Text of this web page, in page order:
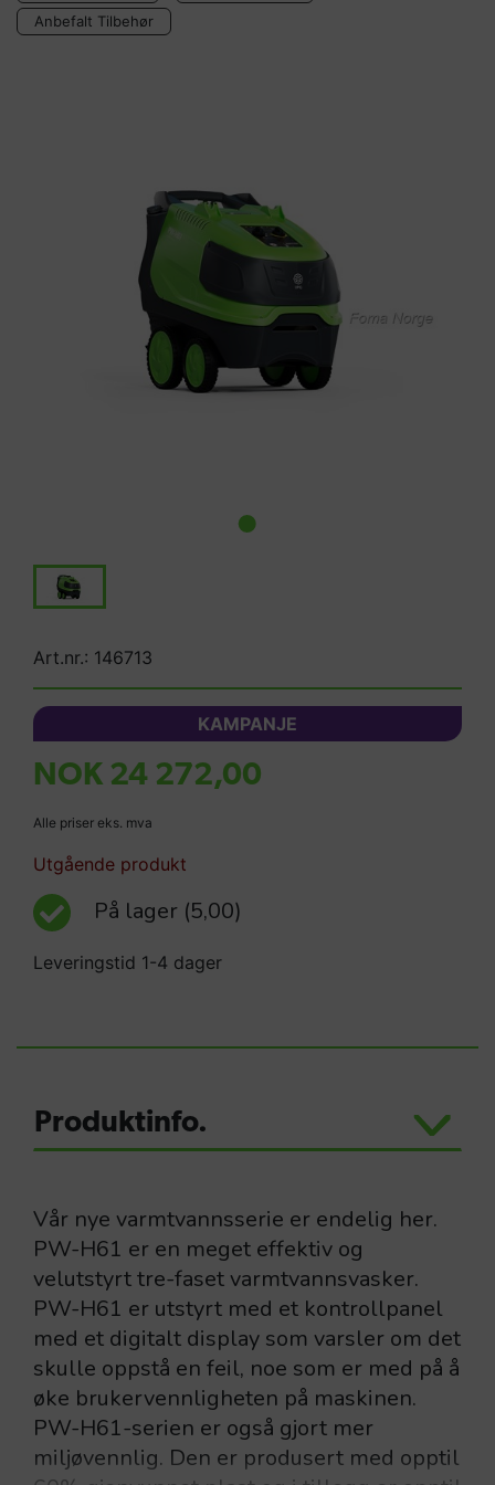
Anbefalt Tilbehør
Art.nr.: 146713
KAMPANJE
NOK 24 272,00
Alle priser eks. mva
Utgående produkt
På lager (5,00)
Leveringstid 1-4 dager
Produktinfo.
Vår nye varmtvannsserie er endelig her.
PW-H61 er en meget effektiv og
velutstyrt tre-faset varmtvannsvasker.
PW-H61 er utstyrt med et kontrollpanel
med et digitalt display som varsler om det
skulle oppstå en feil, noe som er med på å
øke brukervennligheten på maskinen.
PW-H61-serien er også gjort mer
miljøvennlig. Den er produsert med opptil